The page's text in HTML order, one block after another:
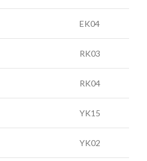
EK04
RK03
RK04
YK15
YK02